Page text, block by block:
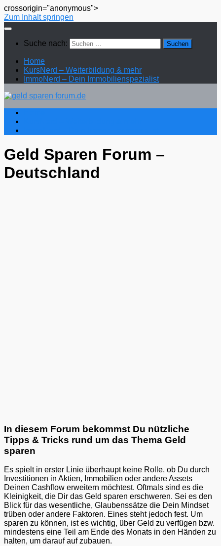
crossorigin="anonymous">
Zum Inhalt springen
Suche nach:
Home
KursNerd – Weiterbildung & mehr
ImmoNerd – Dein Immobilienspezialist
Geld Sparen Forum –
Deutschland
In diesem Forum bekommst Du nützliche
Tipps & Tricks rund um das Thema Geld
sparen
Es spielt in erster Linie überhaupt keine Rolle, ob Du durch
Investitionen in Aktien, Immobilien oder andere Assets
Deinen Cashflow erweitern möchtest. Oftmals sind es die
Kleinigkeit, die Dir das Geld sparen erschweren. Sei es den
Blick für das wesentliche, Glaubenssätze die Dein Mindset
trüben oder andere Faktoren. Eines steht jedoch fest. Um
sparen zu können, ist es wichtig, über Geld zu verfügen bzw.
mindestens eine Teil am Ende des Monats in den Händen zu
halten, um darauf auf zubauen.